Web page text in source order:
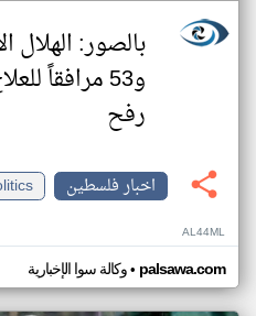
و53 مرافقاً
رفح
اخبار فلسطين
AL44ML
وكالة سوا الإخبارية• palsawa.com